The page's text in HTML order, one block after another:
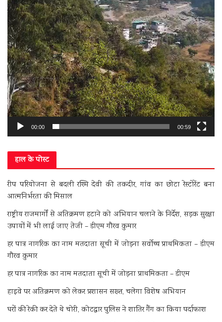
00:00 00:59
हाल के पोस्ट
रीप परियोजना से बदली रश्मि देवी की तकदीर, गांव का छोटा रेस्टोरेंट बना
आत्मनिर्भरता की मिसाल
राष्ट्रीय राजमार्गों से अतिक्रमण हटाने को अभियान चलाने के निर्देश, सड़क सुरक्षा
उपायों में भी लाई जाए तेजी – डीएम गौरव कुमार
हर पात्र नागरिक का नाम मतदाता सूची में जोड़ना सर्वोच्च प्राथमिकता – डीएम
गौरव कुमार
हर पात्र नागरिक का नाम मतदाता सूची में जोड़ना प्राथमिकता – डीएम
हाइवे पर अतिक्रमण को लेकर प्रशासन सख्त, चलेगा विशेष अभियान
घरों की रेकी कर देते थे चोरी, कोटद्वार पुलिस ने शातिर गैंग का किया पर्दाफाश